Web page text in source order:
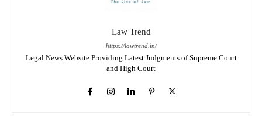
Law Trend
https://lawtrend.in/
Legal News Website Providing Latest Judgments of Supreme Court
and High Court